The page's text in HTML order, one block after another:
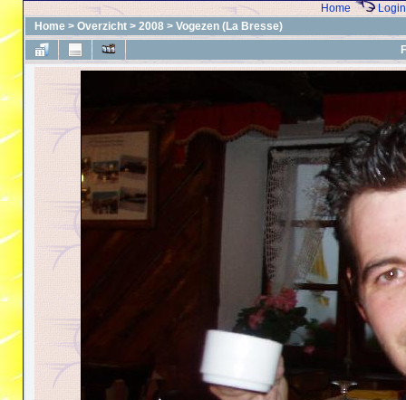
Home
Login
Home> Overzicht> 2008> Vogezen (La Bresse)